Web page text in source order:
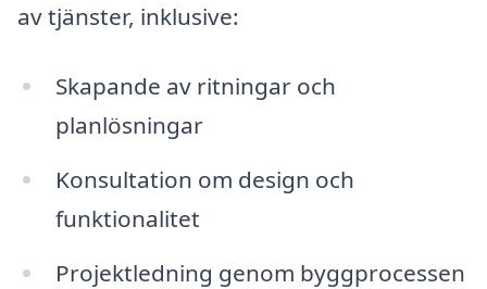
av tjänster, inklusive:
Skapande av ritningar och
planlösningar
Konsultation om design och
funktionalitet
Projektledning genom byggprocessen